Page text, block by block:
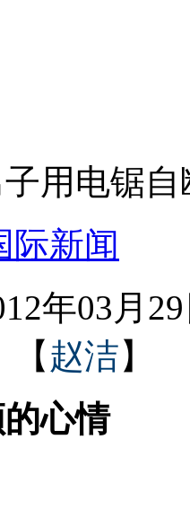
一晚 电锯自
际新闻
年03月
【 赵洁】
心情